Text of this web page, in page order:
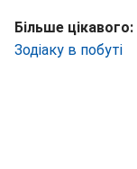
Більше цікавого:
Зодіаку в побуті